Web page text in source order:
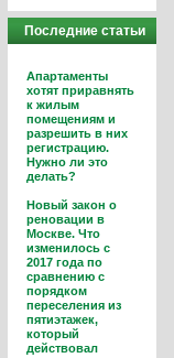
Последние статьи
Апартаменты
хотят приравнять
к жилым
помещениям и
разрешить в них
регистрацию.
Нужно ли это
делать?
Новый закон о
реновации в
Москве. Что
изменилось с
2017 года по
сравнению с
порядком
переселения из
пятиэтажек,
который
действовал